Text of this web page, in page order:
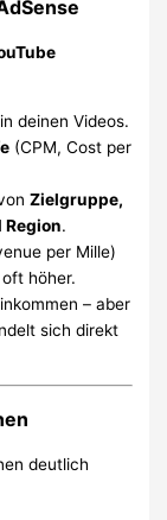
deinen Videos.
(CPM, Cost per
Zielgruppe,
Region.
per Mille)
höher.
– aber
sich direkt
deutlich